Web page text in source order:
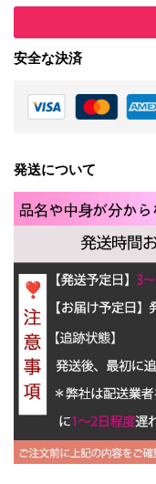
安全な決済
発送について